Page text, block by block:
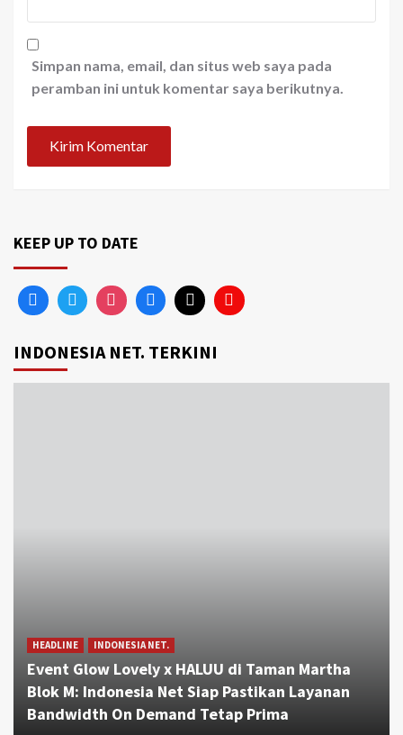
Simpan nama, email, dan situs web saya pada
peramban ini untuk komentar saya berikutnya.
KEEP UP TO DATE
INDONESIA NET. TERKINI
HEADLINE INDONESIA NET.
Event Glow Lovely x HALUU di Taman Martha
Blok M: Indonesia Net Siap Pastikan Layanan
Bandwidth On Demand Tetap Prima